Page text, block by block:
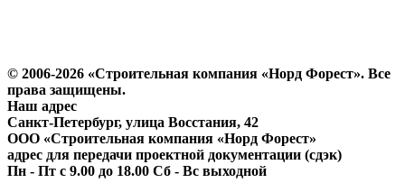
© 2006-2026 «Строительная компания «Норд Форест». Все
права защищены.
Наш адрес
​Санкт-Петербург, улица Восстания, 42
ООО «Строительная компания «Норд Форест»
адрес для передачи проектной документации (сдэк)
Пн - Пт с 9.00 до 18.00 Сб - Вс выходной